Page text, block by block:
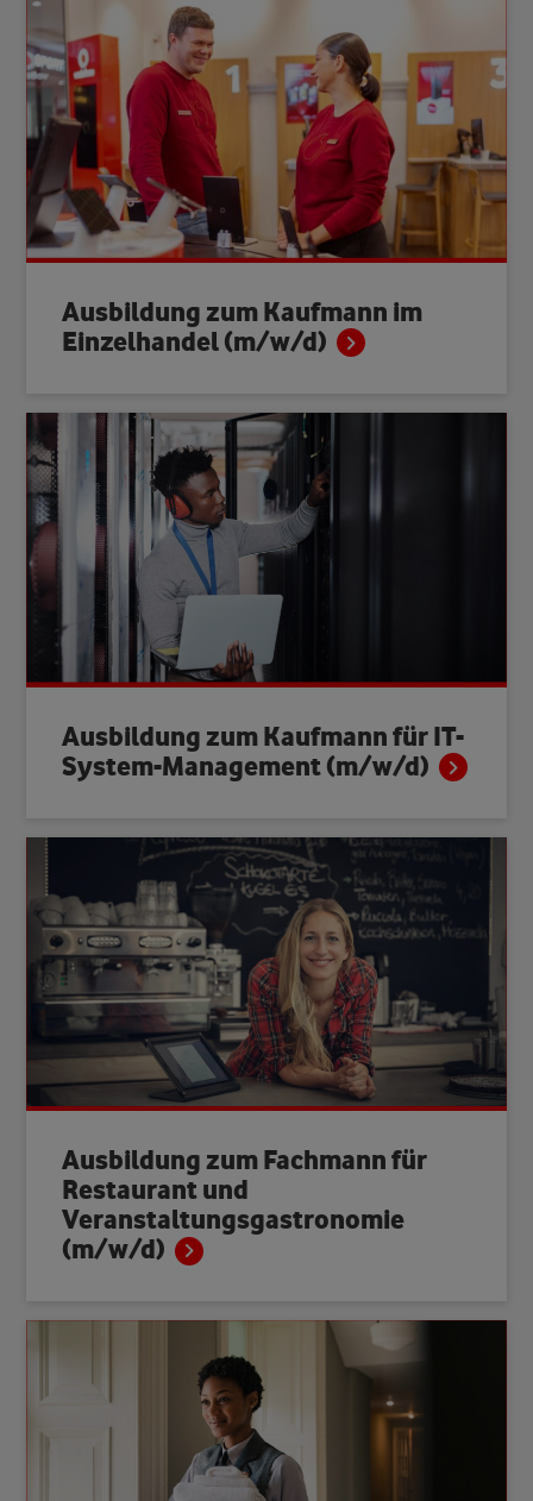
Ausbildung zum Kaufmann im
Einzelhandel (m/w/d)
Ausbildung zum Kaufmann für IT-
System-Management (m/w/d)
Ausbildung zum Fachmann für
Restaurant und
Veranstaltungsgastronomie
(m/w/d)